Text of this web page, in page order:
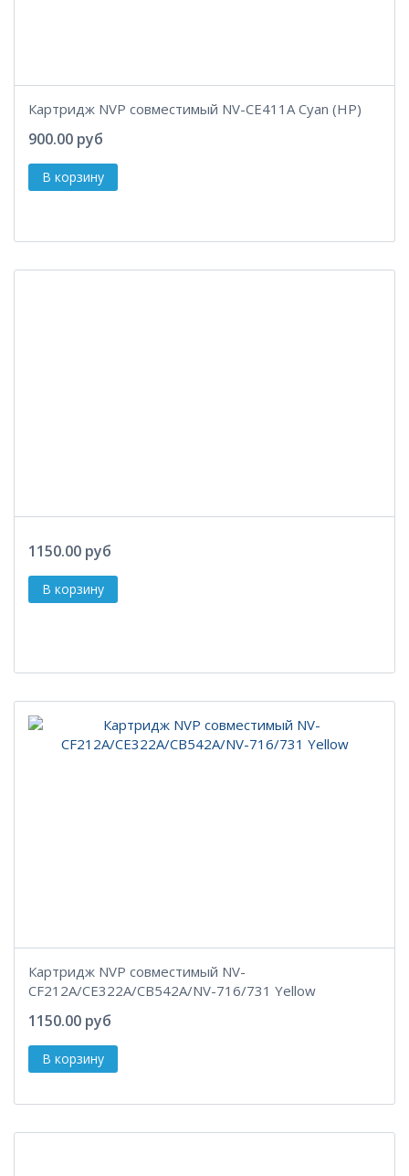
Картридж NVP совместимый NV-CE411A Cyan (HP)
900.00 руб
1150.00 руб
Картридж NVP совместимый NV-
CF212A/CE322A/CB542A/NV-716/731 Yellow
1150.00 руб